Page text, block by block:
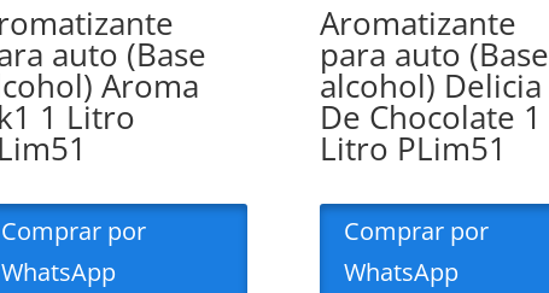
auto (Base
Aroma
1 Litro
Comprar por
WhatsApp
Aromatizante
para auto (Base
alcohol) Delicia
De Chocolate 1
Litro PLim51
Comprar por
WhatsApp